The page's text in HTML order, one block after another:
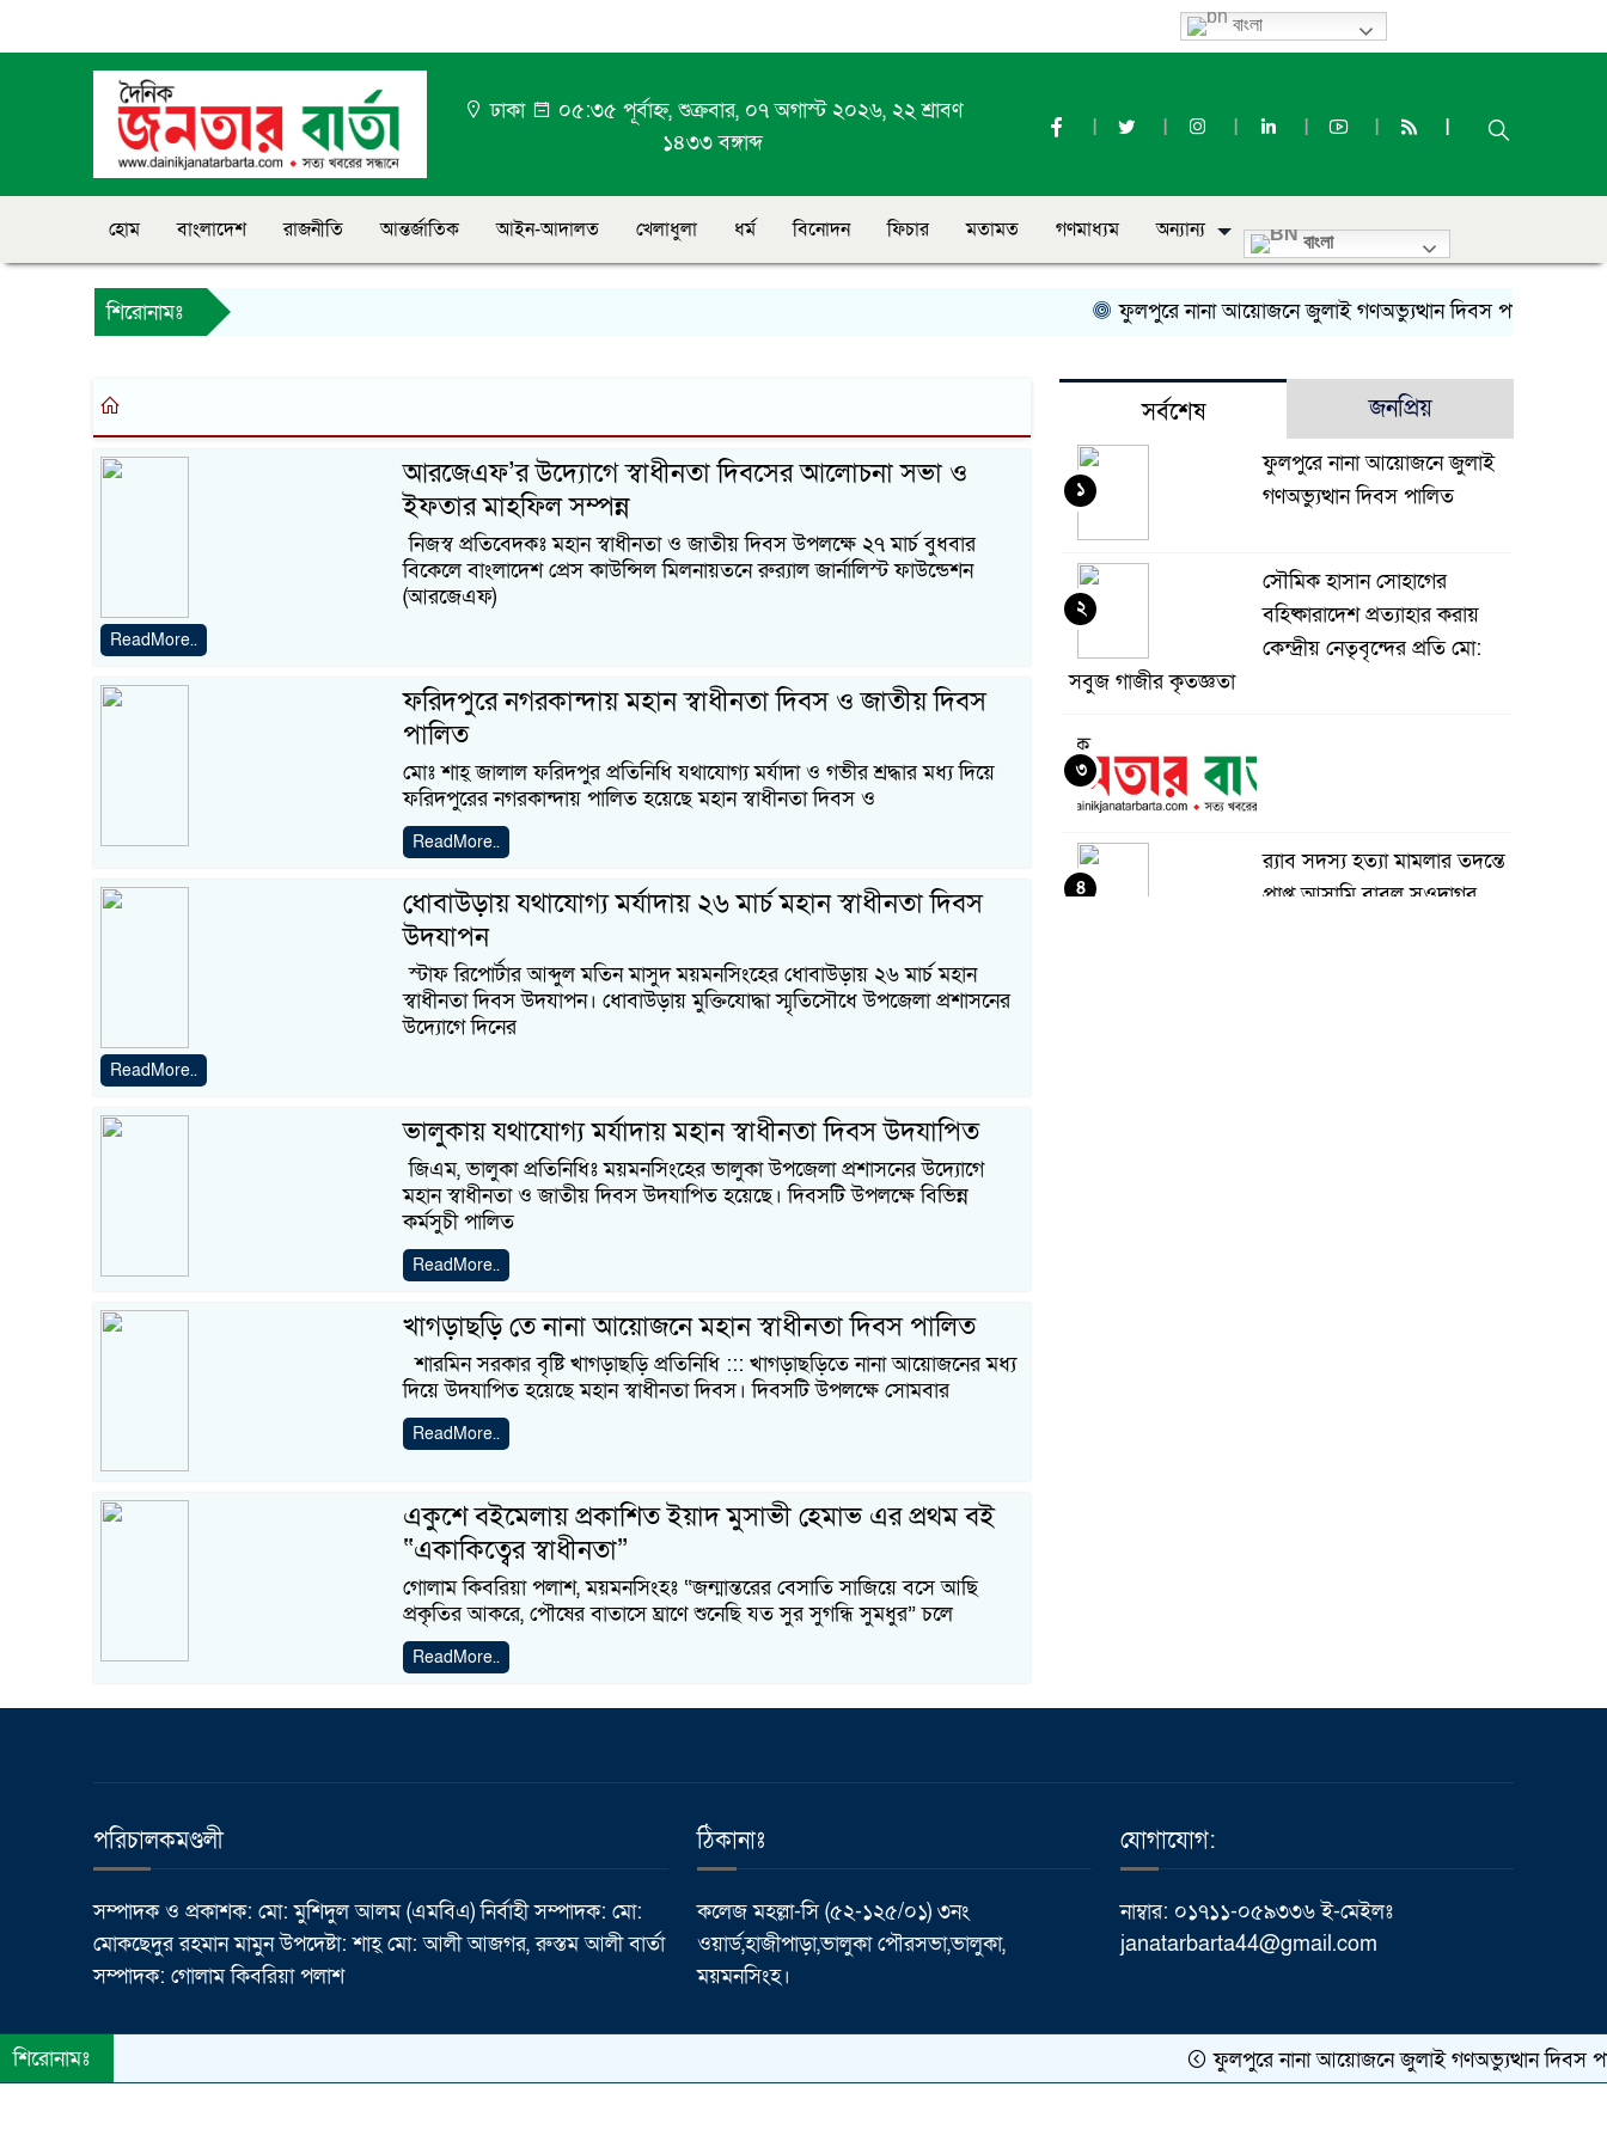
বাংলা
ঢাকা
০৫:৩৫ পূর্বাহ্ন, শুক্রবার, ০৭ অগাস্ট ২০২৬, ২২ শ্রাবণ
১৪৩৩ বঙ্গাব্দ
হোম বাংলাদেশ রাজনীতি আন্তর্জাতিক আইন-আদালত খেলাধুলা ধর্ম বিনোদন ফিচার মতামত গণমাধ্যম অন্যান্য বাংলা
শিরোনামঃ ফুলপুরে নানা আয়োজনে জুলাই গণঅভ্যুত্থান দিবস পালিত
আরজেএফ’র উদ্যোগে স্বাধীনতা দিবসের আলোচনা সভা ও
ইফতার মাহফিল সম্পন্ন
নিজস্ব প্রতিবেদকঃ মহান স্বাধীনতা ও জাতীয় দিবস উপলক্ষে ২৭ মার্চ বুধবার
বিকেলে বাংলাদেশ প্রেস কাউন্সিল মিলনায়তনে রুর‌্যাল জার্নালিস্ট ফাউন্ডেশন
(আরজেএফ)
ReadMore..
ফরিদপুরে নগরকান্দায় মহান স্বাধীনতা দিবস ও জাতীয় দিবস
পালিত
মোঃ শাহ্ জালাল ফরিদপুর প্রতিনিধি যথাযোগ্য মর্যাদা ও গভীর শ্রদ্ধার মধ্য দিয়ে
ফরিদপুরের নগরকান্দায় পালিত হয়েছে মহান স্বাধীনতা দিবস ও
ReadMore..
ধোবাউড়ায় যথাযোগ্য মর্যাদায় ২৬ মার্চ মহান স্বাধীনতা দিবস
উদযাপন
স্টাফ রিপোর্টার আব্দুল মতিন মাসুদ ময়মনসিংহের ধোবাউড়ায় ২৬ মার্চ মহান
স্বাধীনতা দিবস উদযাপন। ধোবাউড়ায় মুক্তিযোদ্ধা স্মৃতিসৌধে উপজেলা প্রশাসনের
উদ্যোগে দিনের
ReadMore..
ভালুকায় যথাযোগ্য মর্যাদায় মহান স্বাধীনতা দিবস উদযাপিত
জিএম, ভালুকা প্রতিনিধিঃ ময়মনসিংহের ভালুকা উপজেলা প্রশাসনের উদ্যোগে
মহান স্বাধীনতা ও জাতীয় দিবস উদযাপিত হয়েছে। দিবসটি উপলক্ষে বিভিন্ন
কর্মসুচী পালিত
ReadMore..
খাগড়াছড়ি তে নানা আয়োজনে মহান স্বাধীনতা দিবস পালিত
শারমিন সরকার বৃষ্টি খাগড়াছড়ি প্রতিনিধি ::: খাগড়াছড়িতে নানা আয়োজনের মধ্য
দিয়ে উদযাপিত হয়েছে মহান স্বাধীনতা দিবস। দিবসটি উপলক্ষে সোমবার
ReadMore..
একুশে বইমেলায় প্রকাশিত ইয়াদ মুসাভী হেমাভ এর প্রথম বই
“একাকিত্বের স্বাধীনতা”
গোলাম কিবরিয়া পলাশ, ময়মনসিংহঃ “জন্মান্তরের বেসাতি সাজিয়ে বসে আছি
প্রকৃতির আকরে, পৌষের বাতাসে ঘ্রাণে শুনেছি যত সুর সুগন্ধি সুমধুর” চলে
ReadMore..
সর্বশেষ জনপ্রিয়
ফুলপুরে নানা আয়োজনে জুলাই
গণঅভ্যুত্থান দিবস পালিত
১
সৌমিক হাসান সোহাগের
বহিষ্কারাদেশ প্রত্যাহার করায়
কেন্দ্রীয় নেতৃবৃন্দের প্রতি মো:
সবুজ গাজীর কৃতজ্ঞতা
২
৩
র‌্যাব সদস্য হত্যা মামলার তদন্তে
প্রাপ্ত আসামি বাবুল সওদাগর
৪
প্রদান
পরিচালকমণ্ডলী
সম্পাদক ও প্রকাশক: মো: মুশিদুল আলম (এমবিএ) নির্বাহী সম্পাদক: মো:
মোকছেদুর রহমান মামুন উপদেষ্টা: শাহ্ মো: আলী আজগর, রুস্তম আলী বার্তা
সম্পাদক: গোলাম কিবরিয়া পলাশ
ঠিকানাঃ
কলেজ মহল্লা-সি (৫২-১২৫/০১) ৩নং
ওয়ার্ড,হাজীপাড়া,ভালুকা পৌরসভা,ভালুকা,
ময়মনসিংহ।
যোগাযোগ:
নাম্বার: ০১৭১১-০৫৯৩৩৬ ই-মেইলঃ
janatarbarta44@gmail.com
© All rights reserved © Dainik Janatar Barta কারিগরি সহযোগিতায়ঃMeghna Host
শিরোনামঃ ফুলপুরে নানা আয়োজনে জুলাই গণঅভ্যুত্থান দিবস